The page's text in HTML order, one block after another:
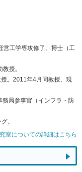
営工学専攻修了。博士（工
授。
。2011年4月同教授、現
局参事官（インフラ・防
。
室についての詳細はこちら